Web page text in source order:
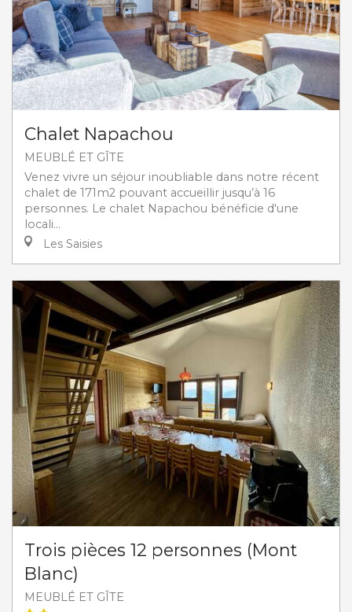
Chalet Napachou
MEUBLÉ ET GÎTE
Venez vivre un séjour inoubliable dans notre récent
chalet de 171m2 pouvant accueillir jusqu’à 16
personnes. Le chalet Napachou bénéficie d'une
locali...
Les Saisies
Trois pièces 12 personnes (Mont
Blanc)
MEUBLÉ ET GÎTE